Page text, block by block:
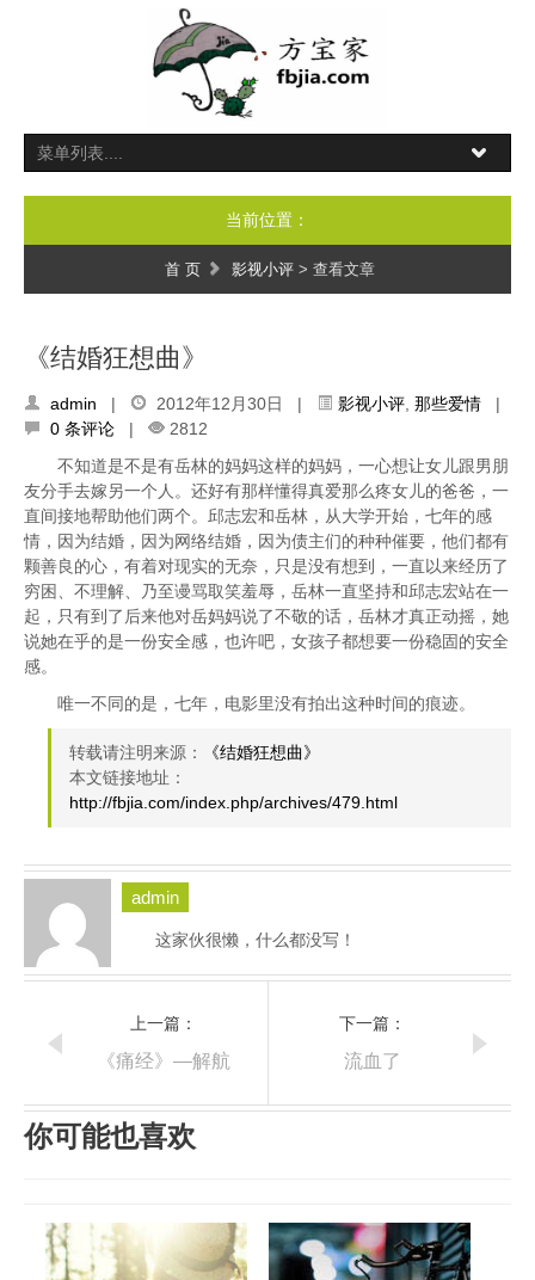
当前位置：
首 页 影视小评> 查看文章
《结婚狂想曲》
admin | 2012年12月30日 | 影视小评 那些爱情 |
0 条评论 |
2812
不知道是不是有岳林的妈妈这样的妈妈，一心想让女儿跟男朋
友分手去嫁另一个人。还好有那样懂得真爱那么疼女儿的爸爸，一
直间接地帮助他们两个。邱志宏和岳林，从大学开始，七年的感
情，因为结婚，因为网络结婚，因为债主们的种种催要，他们都有
颗善良的心，有着对现实的无奈，只是没有想到，一直以来经历了
穷困、不理解、乃至谩骂取笑羞辱，岳林一直坚持和邱志宏站在一
起，只有到了后来他对岳妈妈说了不敬的话，岳林才真正动摇，她
说她在乎的是一份安全感，也许吧，女孩子都想要一份稳固的安全
感。
唯一不同的是，七年，电影里没有拍出这种时间的痕迹。
转载请注明来源：
《结婚狂想曲》
本文链接地址：
http://fbjia.com/index.php/archives/479.html
admin
这家伙很懒，什么都没写！
上一篇：
《痛经》—解航
下一篇：
流血了
你可能也喜欢